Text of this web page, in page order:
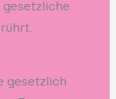
gesetzliche
gesetzlich